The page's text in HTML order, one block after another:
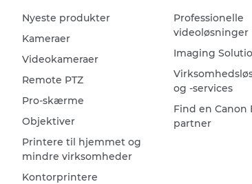
Nyeste produkter
Kameraer
Videokameraer
Remote PTZ
Pro-skærme
Objektiver
Printere til hjemmet og
mindre virksomheder
Kontorprintere
Professionelle
videoløsninger
Imaging
og -services
Find en Canon
partner